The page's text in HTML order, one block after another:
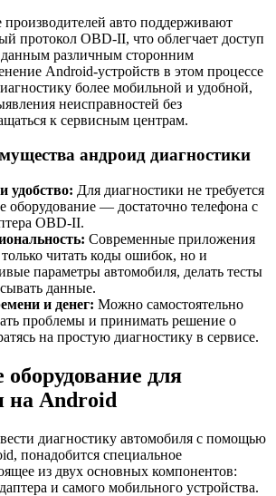
производителей авто поддерживают
протокол OBD-II, что облегчает доступ
данным различным сторонним
Android-устройств в этом процессе
более мобильной и удобной,
неисправностей без
к сервисным центрам.
андроид диагностики
удобство: Для диагностики не требуется
оборудование — достаточно телефона с
OBD-II.
Современные приложения
читать коды ошибок, но и
параметры автомобиля, делать тесты
данные.
и денег: Можно самостоятельно
проблемы и принимать решение о
на простую диагностику в сервисе.
оборудование для
на Android
диагностику автомобиля с помощью
понадобится специальное
из двух основных компонентов:
и самого мобильного устройства.